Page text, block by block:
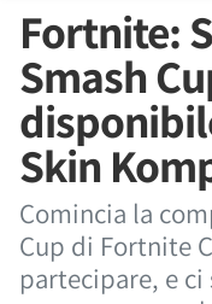
Fortnite:
Smash
Skin
Comincia la
Cup di Fortnite
partecipare, e